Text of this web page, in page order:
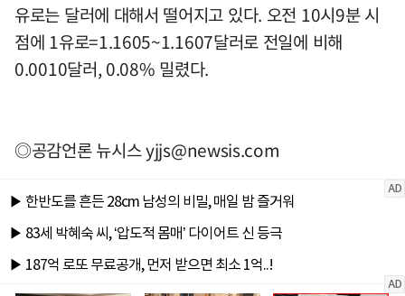
유로는 달러에 대해서 떨어지고 있다. 오전 10시9분 시
점에 1유로=1.1605~1.1607달러로 전일에 비해
0.0010달러, 0.08% 밀렸다.
◎공감언론 뉴시스yjjs@newsis.com